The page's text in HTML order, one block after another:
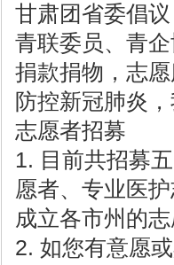
甘肃团省委倡议
青联委员、青
捐款捐物，志
防控新冠肺炎
志愿者招募
1. 目前共招募
愿者、专业医
成立各市州的
2. 如您有意愿